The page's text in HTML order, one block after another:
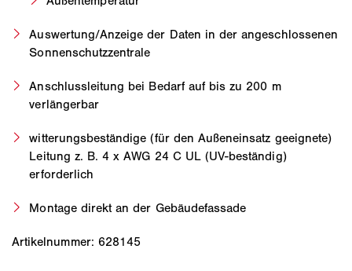
Auswertung/Anzeige der Daten in der angeschlossenen
Sonnenschutzzentrale
Anschlussleitung bei Bedarf auf bis zu 200 m
verlängerbar
witterungsbeständige (für den Außeneinsatz geeignete)
Leitung z. B. 4 x AWG 24 C UL (UV-beständig)
erforderlich
Montage direkt an der Gebäudefassade
Artikelnummer: 628145